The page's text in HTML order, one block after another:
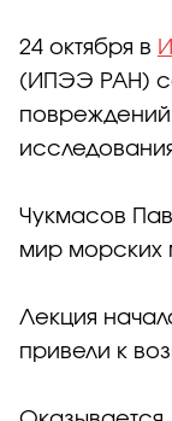
24 октября в
(ИПЭЭ РАН)
Чукмасов
мир морских
Лекция
привели к